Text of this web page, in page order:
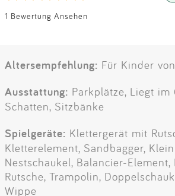
1 Bewertung Ansehen
Altersempfehlung: Für Kinder
Ausstattung: Parkplätze, Liegt im
Schatten, Sitzbänke
Spielgeräte: Klettergerät mit
Kletterelement, Sandbagger,
Nestschaukel, Balancier-Element,
Rutsche, Trampolin,
Wippe